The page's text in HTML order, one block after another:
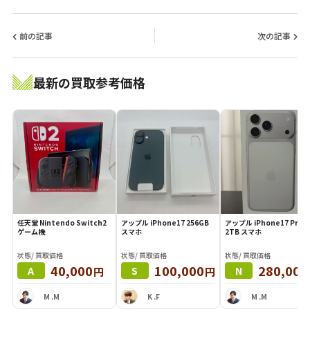
前の記事 次の記事
最新の買取参考価格
任天堂 Nintendo Switch2
ゲーム機
状態/ 買取価格
A 40,000円
M .M
アップル iPhone17 256GB
スマホ
状態/ 買取価格
S 100,000円
K .F
アップル iPhone17 Pro
2TB スマホ
状態/ 買取価格
N 280,000
M .M